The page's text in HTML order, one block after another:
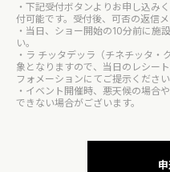
・下記受付ボタンよりお申し込み
付可能です。受付後、可否の返信メ
・当日、ショー開始の10分前に施
い。
・ラ チッタデッラ（チネチッタ
象となりますので、当日のレシー
フォメーションにてご提示ください
・イベント開催時、悪天候の場合
できない場合がございます。